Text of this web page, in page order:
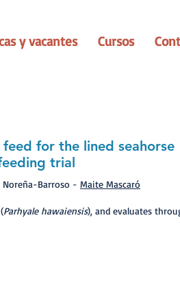
y vacantes Cursos
for the lined seahorse
trial
Noreña-Barroso - Maite Mascaró
Parhyale hawaiensis), and evaluates